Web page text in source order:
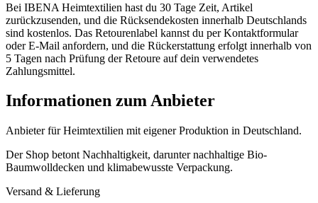
Bei IBENA Heimtextilien hast du 30 Tage Zeit, Artikel
zurückzusenden, und die Rücksendekosten innerhalb Deutschlands
sind kostenlos. Das Retourenlabel kannst du per Kontaktformular
oder E-Mail anfordern, und die Rückerstattung erfolgt innerhalb von
5 Tagen nach Prüfung der Retoure auf dein verwendetes
Zahlungsmittel.
Informationen zum Anbieter
Anbieter für Heimtextilien mit eigener Produktion in Deutschland.
Der Shop betont Nachhaltigkeit, darunter nachhaltige Bio-
Baumwolldecken und klimabewusste Verpackung.
Versand & Lieferung